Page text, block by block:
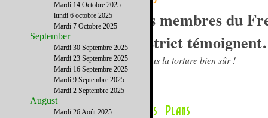
Les membres du
District
… sous la torture bien sûr !
Mardi 14 Octobre 2025
lundi 6 octobre 2025
Mardi 7 Octobre 2025
September
Mardi 30 Septembre 2025
Mardi 23 Septembre 2025
Mardi 16 Septembre 2025
Mardi 9 Septembre 2025
Mardi 2 Septembre 2025
August
Mardi 26 Août 2025